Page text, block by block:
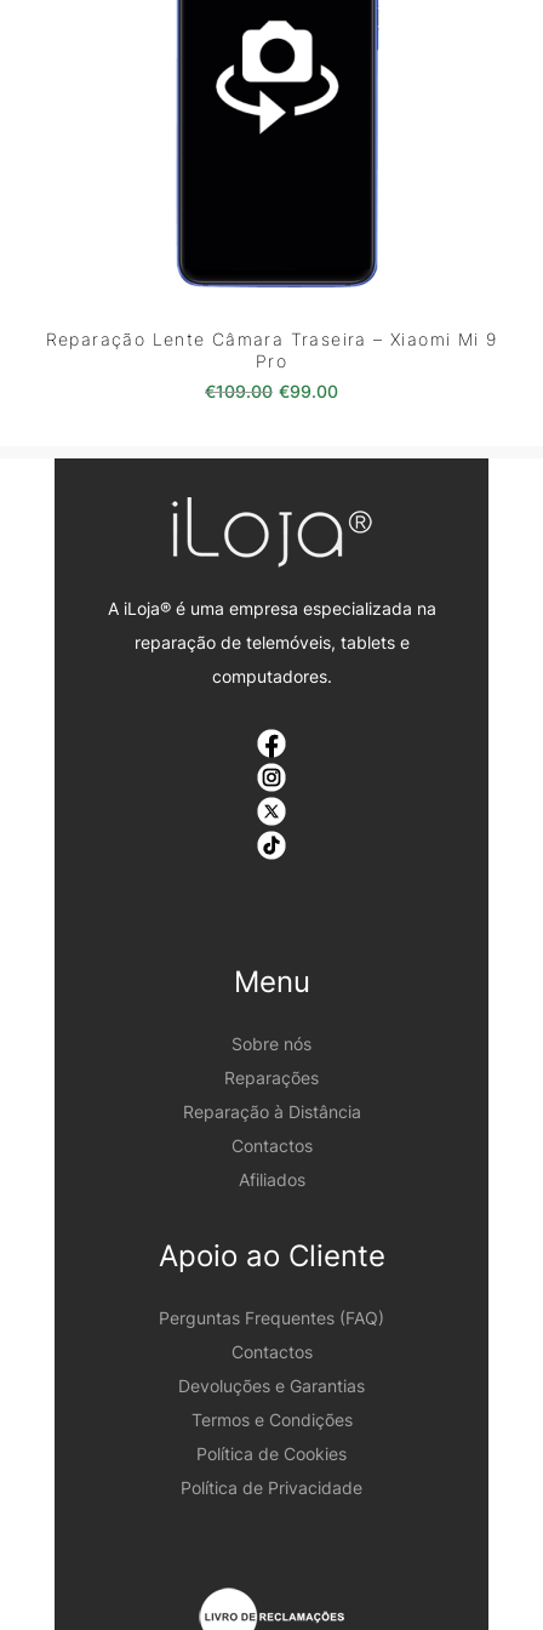
Reparação Lente Câmara Traseira – Xiaomi Mi 9
Pro
€109.00 O preço original era:
€99.00O preço atual é:
A iLoja® é uma empresa especializada na
reparação de telemóveis, tablets e
computadores.
Menu
Sobre nós
Reparações
Reparação à Distância
Contactos
Afiliados
Apoio ao Cliente
Perguntas Frequentes (FAQ)
Contactos
Devoluções e Garantias
Termos e Condições
Política de Cookies
Política de Privacidade